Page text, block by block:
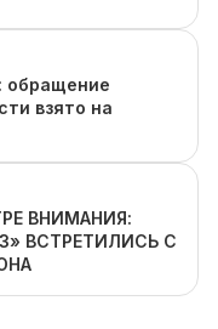
обращение
взято на
ВНИМАНИЯ:
ВСТРЕТИЛИСЬ С